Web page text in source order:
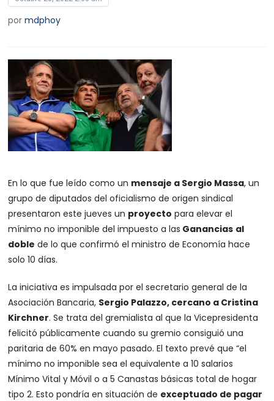
pormdphoy
En lo que fue leído como un mensaje a Sergio Massa, un
grupo de diputados del oficialismo de origen sindical
presentaron este jueves un proyecto para elevar el
mínimo no imponible del impuesto a las Ganancias al
doble de lo que confirmó el ministro de Economía hace
solo 10 días.
La iniciativa es impulsada por el secretario general de la
Asociación Bancaria, Sergio Palazzo, cercano a Cristina
Kirchner. Se trata del gremialista al que la Vicepresidenta
felicitó públicamente cuando su gremio consiguió una
paritaria de 60% en mayo pasado. El texto prevé que “el
mínimo no imponible sea el equivalente a 10 salarios
Mínimo Vital y Móvil o a 5 Canastas básicas total de hogar
tipo 2. Esto pondría en situación de exceptuado de pagar